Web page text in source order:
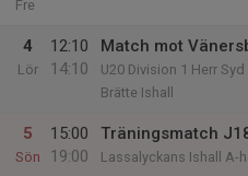
Fre
4
Lör
12:10
14:10
Match mot
U20 Division 1 Herr Syd
Brätte Ishall
5
Sön
15:00
19:00
Träningsmatch
Lassalyckans Ishall A-